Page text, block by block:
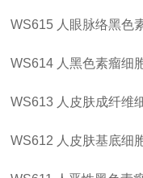
WS615 人眼脉络黑色
WS614 人黑色素瘤细
WS613 人皮肤成纤维
WS612 人皮肤基底细